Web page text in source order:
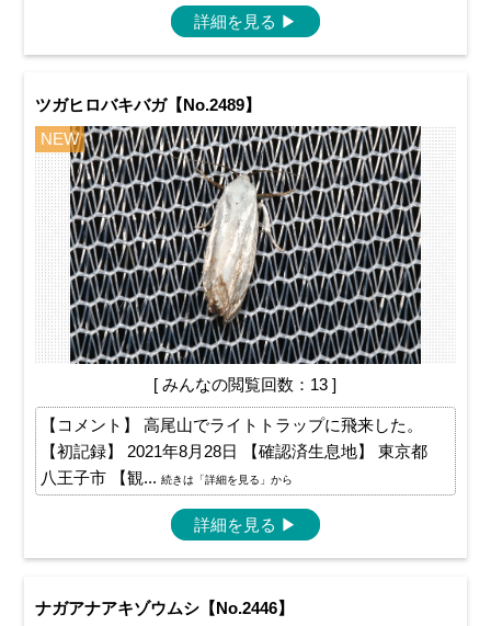
詳細を見る ▶
ツガヒロバキバガ【No.2489】
NEW
[ みんなの閲覧回数：13 ]
【コメント】 高尾山でライトトラップに飛来した。
【初記録】 2021年8月28日 【確認済生息地】 東京都
八王子市 【観... 続きは「詳細を見る」から
詳細を見る ▶
ナガアナアキゾウムシ【No.2446】